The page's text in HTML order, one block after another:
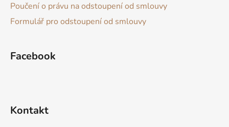
Poučení o právu na odstoupení od smlouvy
Formulář pro odstoupení od smlouvy
Facebook
Kontakt